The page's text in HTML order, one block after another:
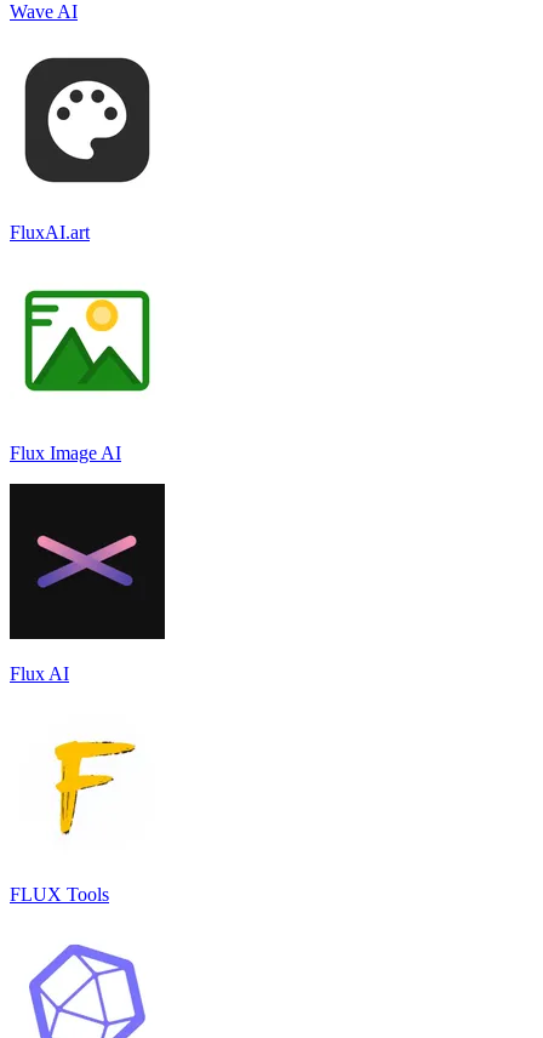
Wave AI
FluxAI.art
Flux Image AI
Flux AI
FLUX Tools